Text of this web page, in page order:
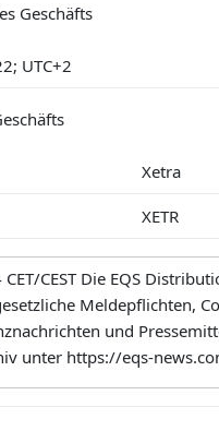
Geschäfts
UTC+2
Xetra
XETR
CEST Die EQS
Meldepflichten,
und
unter https://eqs-